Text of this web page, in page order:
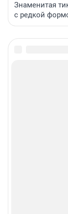
Знаменитая
с редкой